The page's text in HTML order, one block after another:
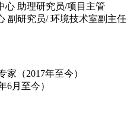
心 助理研究员/项目主管
副研究员/ 环境技术室副主任
（2017年至今）
6月至今）